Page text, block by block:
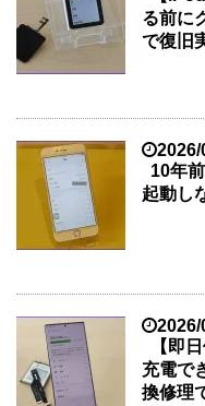
る前に
で復旧
2026/
10年
起動し
2026/
【即
充電で
換修理